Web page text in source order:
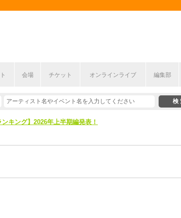
会場 チケット オンラインライブ 編集部
】フェス情報はここから！
ンキング】2026年上半期編発表！